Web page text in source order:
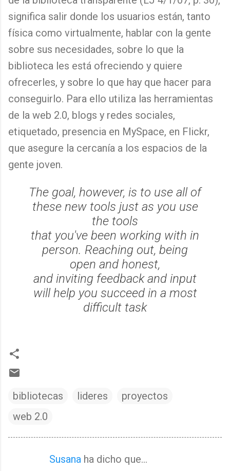
significa salir donde los usuarios están, tanto
física como virtualmente, hablar con la gente
sobre sus necesidades, sobre lo que la
biblioteca les está ofreciendo y quiere
ofrecerles, y sobre lo que hay que hacer para
conseguirlo. Para ello utiliza las herramientas
de la web 2.0, blogs y redes sociales,
etiquetado, presencia en MySpace, en Flickr,
que asegure la cercanía a los espacios de la
gente joven.
The goal, however, is to use all of
these new tools just as you use
the tools
that you've been working with in
person. Reaching out, being
open and honest,
and inviting feedback and input
will help you succeed in a most
difficult task
bibliotecas lideres
proyectos
web 2.0
Susana ha dicho que…